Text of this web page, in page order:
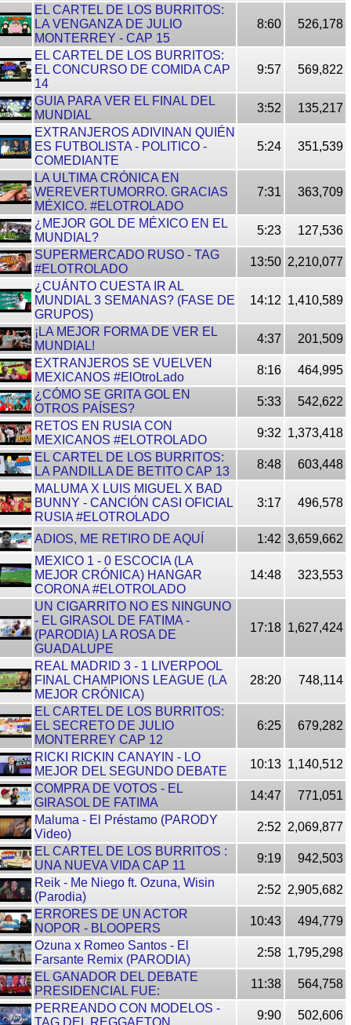
EL CARTEL DE LOS BURRITOS:
LA VENGANZA DE JULIO
MONTERREY - CAP 15
8:60 526,178
EL CARTEL DE LOS BURRITOS:
EL CONCURSO DE COMIDA CAP
14
9:57 569,822
GUIA PARA VER EL FINAL DEL
MUNDIAL
3:52
135,217
EXTRANJEROS ADIVINAN QUIÉN
ES FUTBOLISTA - POLITICO -
COMEDIANTE
5:24 351,539
LA ULTIMA CRÓNICA EN
WEREVERTUMORRO. GRACIAS
MÉXICO. #ELOTROLADO
7:31 363,709
¿MEJOR GOL DE MÉXICO EN EL
MUNDIAL?
5:23
127,536
SUPERMERCADO RUSO - TAG
#ELOTROLADO
13:50 2,210,077
¿CUÁNTO CUESTA IR AL
MUNDIAL 3 SEMANAS? (FASE DE
GRUPOS)
14:12 1,410,589
¡LA MEJOR FORMA DE VER EL
MUNDIAL!
4:37
201,509
EXTRANJEROS SE VUELVEN
MEXICANOS #ElOtroLado
8:16
464,995
¿CÓMO SE GRITA GOL EN
OTROS PAÍSES?
5:33
542,622
RETOS EN RUSIA CON
MEXICANOS #ELOTROLADO
9:32 1,373,418
EL CARTEL DE LOS BURRITOS:
LA PANDILLA DE BETITO CAP 13
8:48
603,448
MALUMA X LUIS MIGUEL X BAD
BUNNY - CANCIÓN CASI OFICIAL
RUSIA #ELOTROLADO
3:17 496,578
ADIOS, ME RETIRO DE AQUÍ 1:42 3,659,662
MEXICO 1 - 0 ESCOCIA (LA
MEJOR CRÓNICA) HANGAR
CORONA #ELOTROLADO
14:48 323,553
UN CIGARRITO NO ES NINGUNO
- EL GIRASOL DE FATIMA -
(PARODIA) LA ROSA DE
GUADALUPE
17:18 1,627,424
REAL MADRID 3 - 1 LIVERPOOL
FINAL CHAMPIONS LEAGUE (LA
MEJOR CRÓNICA)
28:20 748,114
EL CARTEL DE LOS BURRITOS:
EL SECRETO DE JULIO
MONTERREY CAP 12
6:25 679,282
RICKI RICKIN CANAYIN - LO
MEJOR DEL SEGUNDO DEBATE
10:13 1,140,512
COMPRA DE VOTOS - EL
GIRASOL DE FATIMA
14:47
771,051
Maluma - El Préstamo (PARODY
Video)
2:52 2,069,877
EL CARTEL DE LOS BURRITOS :
UNA NUEVA VIDA CAP 11
9:19
942,503
Reik - Me Niego ft. Ozuna, Wisin
(Parodia)
2:52 2,905,682
ERRORES DE UN ACTOR
NOPOR - BLOOPERS
10:43
494,779
Ozuna x Romeo Santos - El
Farsante Remix (PARODIA)
2:58 1,795,298
EL GANADOR DEL DEBATE
PRESIDENCIAL FUE:
11:38
564,758
PERREANDO CON MODELOS -
TAG DEL REGGAETON
9:90 502,606